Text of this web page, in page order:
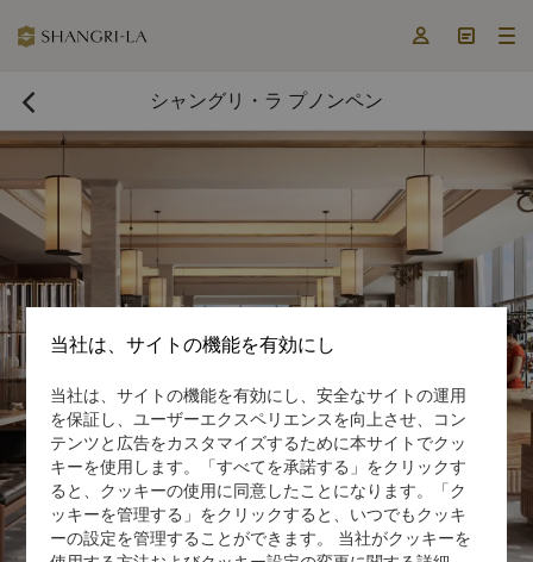
  
 シャングリ・ラ プノンペン
今すぐ予約する 
当社は、サイトの機能を有効にし
当社は、サイトの機能を有効にし、安全なサイトの運用
を保証し、ユーザーエクスペリエンスを向上させ、コン
テンツと広告をカスタマイズするために本サイトでクッ
キーを使用します。「すべてを承諾する」をクリックす
ると、クッキーの使用に同意したことになります。「ク
ッキーを管理する」をクリックすると、いつでもクッキ
ーの設定を管理することができます。 当社がクッキーを